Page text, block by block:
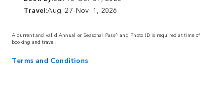
Travel:Aug. 27–Nov. 1, 2026
A current and valid Annual or Seasonal Pass^ and Photo ID is required at time of
booking and travel.
Terms and Conditions